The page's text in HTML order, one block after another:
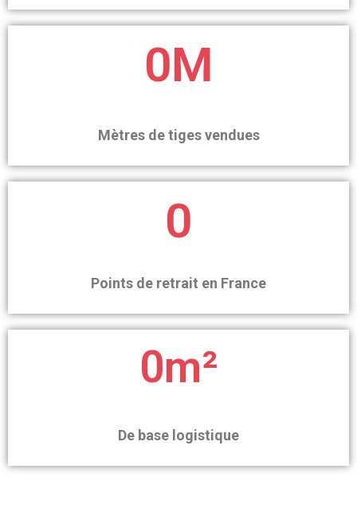
0M
Mètres de tiges vendues
0
Points de retrait en France
0m²
De base logistique